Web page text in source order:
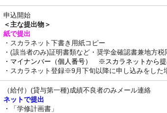
申込開始
＜主な提出物＞
紙で提出
・スカラネット下書き用紙コピー
・(該当者のみ)証明書類など・奨学金確認書兼地方税
・マイナンバー（個人番号） ※スカラネットから提
・スカラネット登録※9月下旬以降に申し込みをした
（給付）(貸与第一種)成績不良者のみメール連絡
ネットで提出
・「学修計画書」